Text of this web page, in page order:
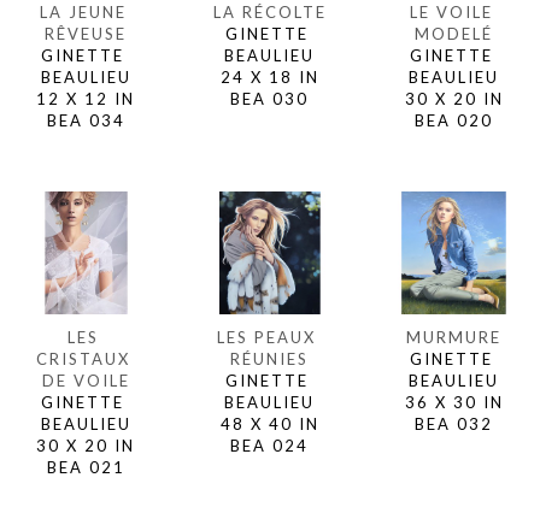
LA JEUNE
RÊVEUSE
GINETTE
BEAULIEU
12 X 12 IN
BEA 034
LA RÉCOLTE
GINETTE
BEAULIEU
24 X 18 IN
BEA 030
LE VOILE
MODELÉ
GINETTE
BEAULIEU
30 X 20 IN
BEA 020
LES
CRISTAUX
DE VOILE
GINETTE
BEAULIEU
30 X 20 IN
BEA 021
LES PEAUX
RÉUNIES
GINETTE
BEAULIEU
48 X 40 IN
BEA 024
MURMURE
GINETTE
BEAULIEU
36 X 30 IN
BEA 032